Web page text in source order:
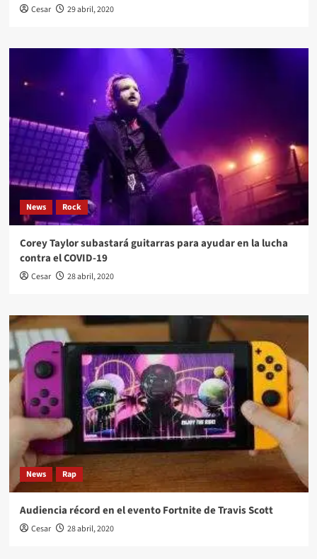
Cesar 29 abril, 2020
News Rock
Corey Taylor subastará guitarras para ayudar en la lucha
contra el COVID-19
Cesar 28 abril, 2020
News Rap
Audiencia récord en el evento Fortnite de Travis Scott
Cesar 28 abril, 2020